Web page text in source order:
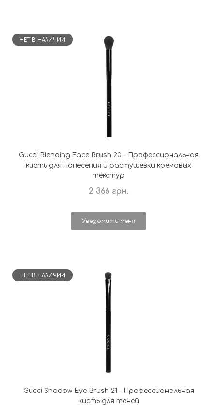
НЕТ В НАЛИЧИИ
Gucci Blending Face Brush 20 - Профессиональная
кисть для нанесения и растушевки кремовых
текстур
2 366 грн.
Уведомить меня
НЕТ В НАЛИЧИИ
Gucci Shadow Eye Brush 21 - Профессиональная
кисть для теней